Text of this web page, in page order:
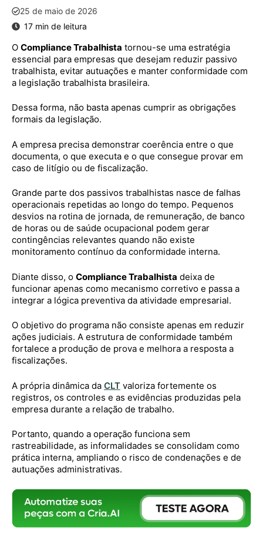
25 de maio de 2026
O Compliance Trabalhista tornou-se uma estratégia
essencial para empresas que desejam reduzir passivo
trabalhista, evitar autuações e manter conformidade com
a legislação trabalhista brasileira.
Dessa forma, não basta apenas cumprir as obrigações
formais da legislação.
A empresa precisa demonstrar coerência entre o que
documenta, o que executa e o que consegue provar em
caso de litígio ou de fiscalização.
Grande parte dos passivos trabalhistas nasce de falhas
operacionais repetidas ao longo do tempo. Pequenos
desvios na rotina de jornada, de remuneração, de banco
de horas ou de saúde ocupacional podem gerar
contingências relevantes quando não existe
monitoramento contínuo da conformidade interna.
Diante disso, o Compliance Trabalhista deixa de
funcionar apenas como mecanismo corretivo e passa a
integrar a lógica preventiva da atividade empresarial.
O objetivo do programa não consiste apenas em reduzir
ações judiciais. A estrutura de conformidade também
fortalece a produção de prova e melhora a resposta a
fiscalizações.
A própria dinâmica da CLT valoriza fortemente os
registros, os controles e as evidências produzidas pela
empresa durante a relação de trabalho.
Portanto, quando a operação funciona sem
rastreabilidade, as informalidades se consolidam como
prática interna, ampliando o risco de condenações e de
autuações administrativas.